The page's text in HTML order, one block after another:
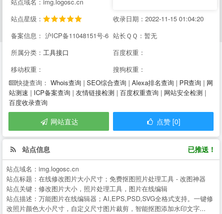
站点星级：
收录日期：2022-11-15 01:04:20
备案信息： 沪ICP备11048151号-6 站长ＱＱ：暂无
所属分类： 工具接口
百度权重：
移动权重：
搜狗权重：
快捷查询： Whois查询 | SEO综合查询 | Alexa排名查询 | PR查询 | 网
站测速 | ICP备案查询 | 友情链接检测 | 百度权重查询 | 网站安全检测 |
百度收录查询
网站直达 点赞 [0]
站点信息 已推送！
站点域名： img.logosc.cn
站点标题： 在线修改图片大小尺寸；免费抠图照片处理工具 - 改图神器
站点关键： 修改图片大小，照片处理工具，图片在线编辑
站点描述： 万能图片在线编辑器；AI,EPS,PSD,SVG全格式支持。一键修
改照片颜色大小尺寸，自定义尺寸图片裁剪，智能抠图添加水印文字...